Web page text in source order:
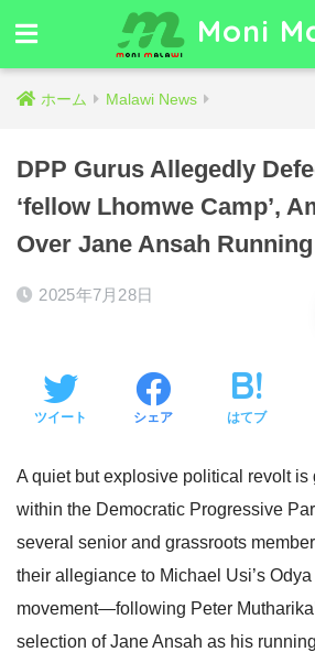
Moni
ホーム Malawi News
DPP Gurus Allegedly
‘fellow Lhomwe Camp’,
Over Jane Ansah
2025年7月28日
ツイート シェア はてブ
A quiet but explosive political revolt is
within the Democratic Progressive
several senior and grassroots
their allegiance to Michael Usi’s
movement—following Peter
selection of Jane Ansah as his